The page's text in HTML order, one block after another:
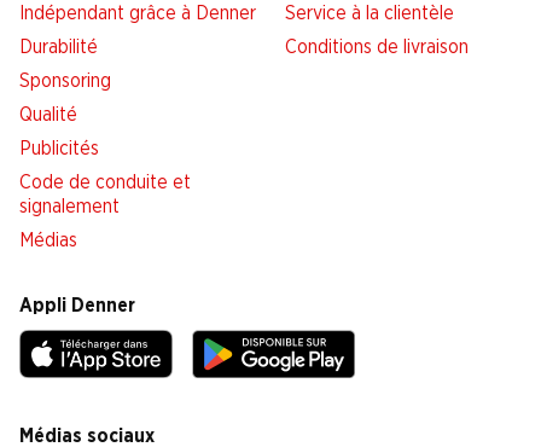
Indépendant grâce à Denner
Durabilité
Sponsoring
Qualité
Publicités
Code de conduite et
signalement
Médias
Service à la clientèle
Conditions de livraison
Appli Denner
Médias sociaux